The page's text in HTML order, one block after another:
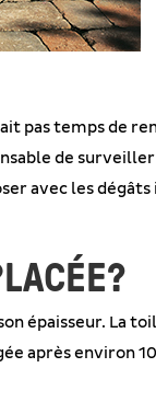
pas temps de
de surveiller
avec les
épaisseur. La
après environ